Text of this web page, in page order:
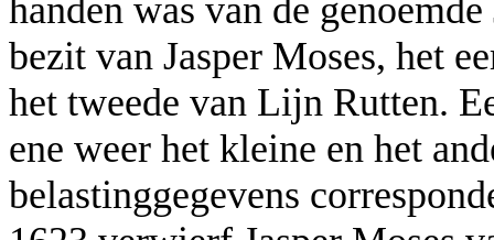
handen was van de
bezit van Jasper Moses, het
het tweede van Lijn Rutten.
ene weer het kleine en het
belastinggegevens